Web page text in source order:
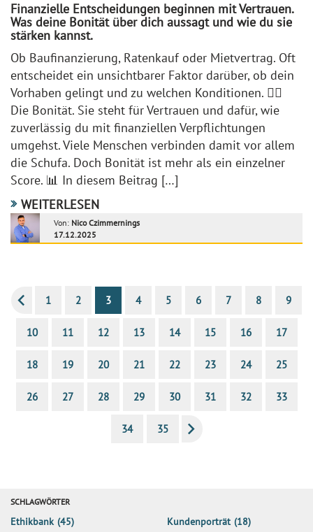
Finanzielle Entscheidungen beginnen mit Vertrauen.
Was deine Bonität über dich aussagt und wie du sie
stärken kannst.
Ob Baufinanzierung, Ratenkauf oder Mietvertrag. Oft
entscheidet ein unsichtbarer Faktor darüber, ob dein
Vorhaben gelingt und zu welchen Konditionen. 😶‍🌫️
Die Bonität. Sie steht für Vertrauen und dafür, wie
zuverlässig du mit finanziellen Verpflichtungen
umgehst. Viele Menschen verbinden damit vor allem
die Schufa. Doch Bonität ist mehr als ein einzelner
Score. 📊 In diesem Beitrag […]
WEITERLESEN
Von: Nico Czimmernings
17.12.2025
1 2 3 4 5 6 7 8 9
10 11 12 13 14 15 16 17
18 19 20 21 22 23 24 25
26 27 28 29 30 31 32 33
34 35
SCHLAGWÖRTER
Ethikbank (45) Kundenporträt (18)